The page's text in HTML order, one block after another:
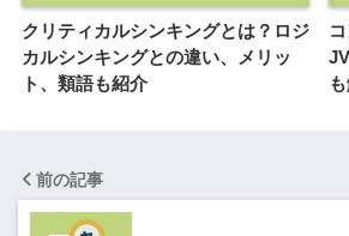
クリティカルシンキングとは？ロジ
カルシンキングとの違い、メリッ
ト、類語も紹介
前の記事